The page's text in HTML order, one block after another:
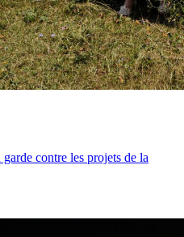
contre les projets de la